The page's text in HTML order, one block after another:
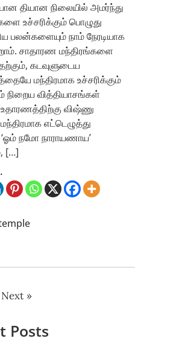
தியான நிலையில் அமர்ந்து
உச்சரிக்கும் பொழுது
பலன்களையும் நாம் நேரடியாக
சாதாரண மந்திரங்களை
கடவுளுடைய
மந்திரமாக உச்சரிக்கும்
நிறைய வித்தியாசங்கள்
விஷ்ணு
எட்டெழுத்து
‘ஓம் நமோ நாராயணாய’
[…]
Next »
Posts